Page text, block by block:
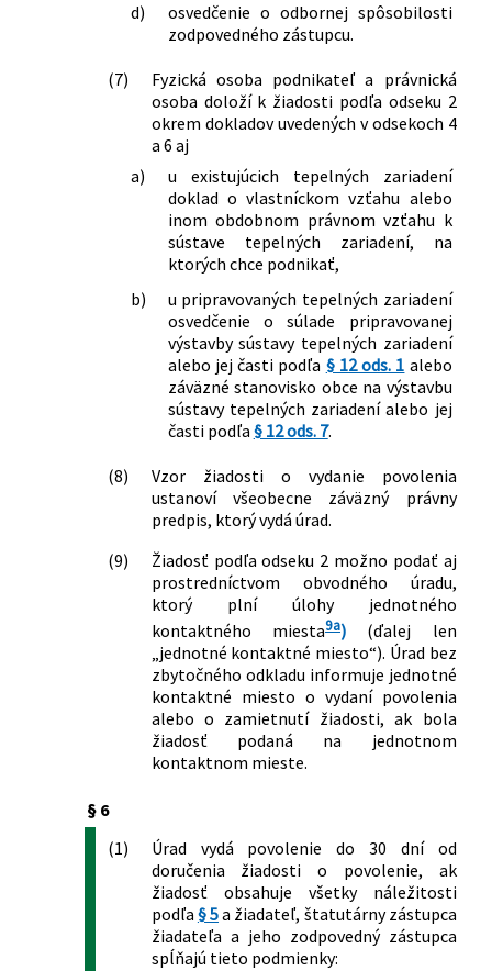
d)
osvedčenie o odbornej spôsobilosti
zodpovedného zástupcu.
(7)
Fyzická osoba podnikateľ a právnická
osoba doloží k žiadosti podľa odseku 2
okrem dokladov uvedených v odsekoch 4
a 6 aj
a)
u existujúcich tepelných zariadení
doklad o vlastníckom vzťahu alebo
inom obdobnom právnom vzťahu k
sústave tepelných zariadení, na
ktorých chce podnikať,
b)
u pripravovaných tepelných zariadení
osvedčenie o súlade pripravovanej
výstavby sústavy tepelných zariadení
alebo jej časti podľa § 12 ods. 1 alebo
záväzné stanovisko obce na výstavbu
sústavy tepelných zariadení alebo jej
časti podľa § 12 ods. 7.
(8)
Vzor žiadosti o vydanie povolenia
ustanoví všeobecne záväzný právny
predpis, ktorý vydá úrad.
(9)
Žiadosť podľa odseku 2 možno podať aj
prostredníctvom obvodného úradu,
ktorý plní úlohy jednotného
kontaktného miesta9a) (ďalej len
„jednotné kontaktné miesto“). Úrad bez
zbytočného odkladu informuje jednotné
kontaktné miesto o vydaní povolenia
alebo o zamietnutí žiadosti, ak bola
žiadosť podaná na jednotnom
kontaktnom mieste.
§ 6
(1)
Úrad vydá povolenie do 30 dní od
doručenia žiadosti o povolenie, ak
žiadosť obsahuje všetky náležitosti
podľa § 5a žiadateľ, štatutárny zástupca
žiadateľa a jeho zodpovedný zástupca
spĺňajú tieto podmienky: